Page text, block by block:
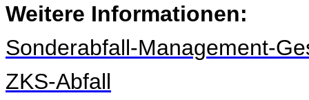
Weitere Informationen:
Sonderabfall-Management-
ZKS-Abfall